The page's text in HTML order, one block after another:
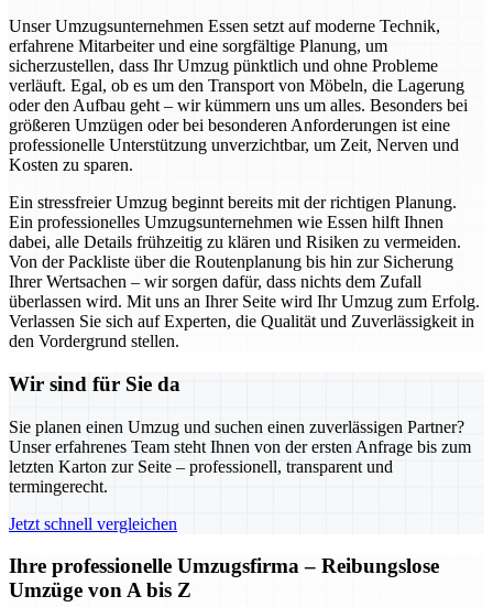
Unser Umzugsunternehmen Essen setzt auf moderne Technik,
erfahrene Mitarbeiter und eine sorgfältige Planung, um
sicherzustellen, dass Ihr Umzug pünktlich und ohne Probleme
verläuft. Egal, ob es um den Transport von Möbeln, die Lagerung
oder den Aufbau geht – wir kümmern uns um alles. Besonders bei
größeren Umzügen oder bei besonderen Anforderungen ist eine
professionelle Unterstützung unverzichtbar, um Zeit, Nerven und
Kosten zu sparen.
Ein stressfreier Umzug beginnt bereits mit der richtigen Planung.
Ein professionelles Umzugsunternehmen wie Essen hilft Ihnen
dabei, alle Details frühzeitig zu klären und Risiken zu vermeiden.
Von der Packliste über die Routenplanung bis hin zur Sicherung
Ihrer Wertsachen – wir sorgen dafür, dass nichts dem Zufall
überlassen wird. Mit uns an Ihrer Seite wird Ihr Umzug zum Erfolg.
Verlassen Sie sich auf Experten, die Qualität und Zuverlässigkeit in
den Vordergrund stellen.
Wir sind für Sie da
Sie planen einen Umzug und suchen einen zuverlässigen Partner?
Unser erfahrenes Team steht Ihnen von der ersten Anfrage bis zum
letzten Karton zur Seite – professionell, transparent und
termingerecht.
Jetzt schnell vergleichen
Ihre professionelle Umzugsfirma – Reibungslose
Umzüge von A bis Z